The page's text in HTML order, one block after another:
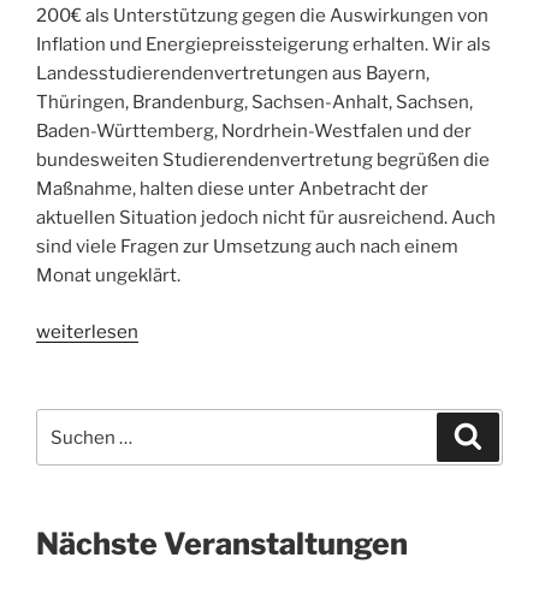
200€ als Unterstützung gegen die Auswirkungen von
Inflation und Energiepreissteigerung erhalten. Wir als
Landesstudierendenvertretungen aus Bayern,
Thüringen, Brandenburg, Sachsen-Anhalt, Sachsen,
Baden-Württemberg, Nordrhein-Westfalen und der
bundesweiten Studierendenvertretung begrüßen die
Maßnahme, halten diese unter Anbetracht der
aktuellen Situation jedoch nicht für ausreichend. Auch
sind viele Fragen zur Umsetzung auch nach einem
Monat ungeklärt.
„Wir
Geld
jetzt
weiterlesen
nach:
Nächste Veranstaltungen